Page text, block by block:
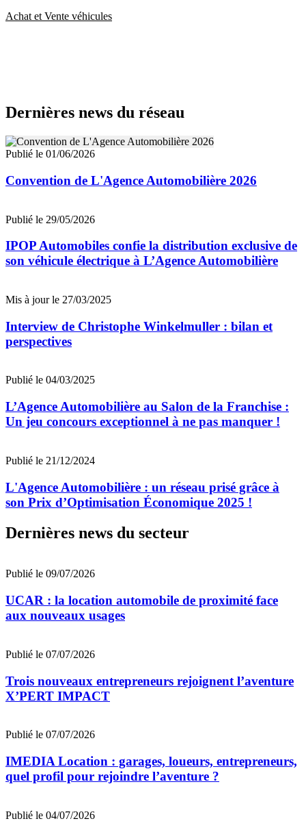
Achat et Vente véhicules
Dernières news du réseau
Publié le 01/06/2026
Convention de L'Agence Automobilière 2026
Publié le 29/05/2026
IPOP Automobiles confie la distribution exclusive de
son véhicule électrique à L’Agence Automobilière
Mis à jour le 27/03/2025
Interview de Christophe Winkelmuller : bilan et
perspectives
Publié le 04/03/2025
L’Agence Automobilière au Salon de la Franchise :
Un jeu concours exceptionnel à ne pas manquer !
Publié le 21/12/2024
L'Agence Automobilière : un réseau prisé grâce à
son Prix d’Optimisation Économique 2025 !
Dernières news du secteur
Publié le 09/07/2026
UCAR : la location automobile de proximité face
aux nouveaux usages
Publié le 07/07/2026
Trois nouveaux entrepreneurs rejoignent l’aventure
X’PERT IMPACT
Publié le 07/07/2026
IMEDIA Location : garages, loueurs, entrepreneurs,
quel profil pour rejoindre l’aventure ?
Publié le 04/07/2026